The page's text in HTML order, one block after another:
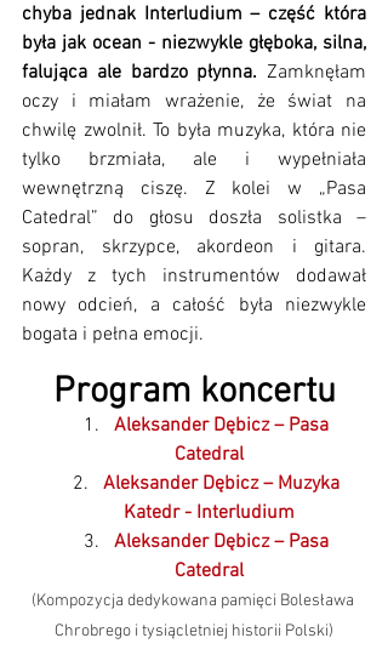
chyba jednak Interludium – część która
była jak ocean - niezwykle głęboka, silna,
falująca ale bardzo płynna. Zamknęłam
oczy i miałam wrażenie, że świat na
chwilę zwolnił. To była muzyka, która nie
tylko brzmiała, ale i wypełniała
wewnętrzną ciszę. Z kolei w „Pasa
Catedral” do głosu doszła solistka –
sopran, skrzypce, akordeon i gitara.
Każdy z tych instrumentów dodawał
nowy odcień, a całość była niezwykle
bogata i pełna emocji.
Program koncertu
Aleksander Dębicz – Pasa
Catedral
Aleksander Dębicz – Muzyka
Katedr - Interludium
Aleksander Dębicz – Pasa
Catedral
(Kompozycja dedykowana pamięci Bolesława
Chrobrego i tysiącletniej historii Polski)